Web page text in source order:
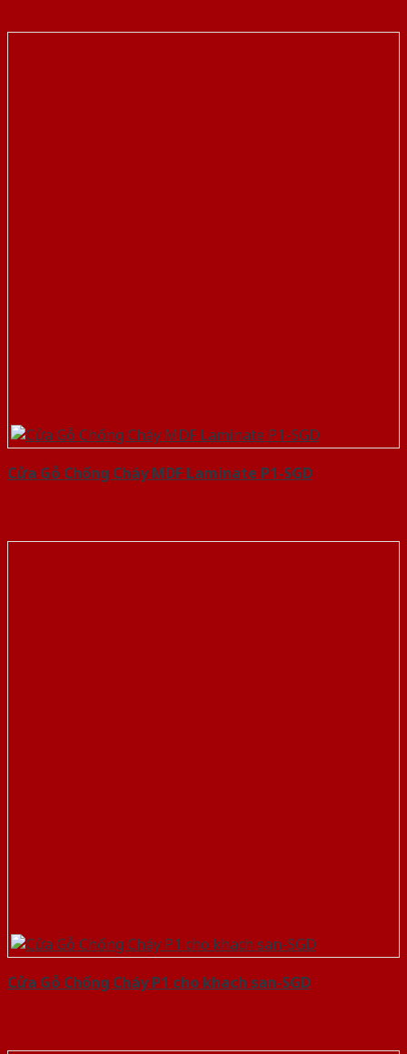
Cửa Gỗ Chống Cháy MDF Laminate P1-SGD
Cửa Gỗ Chống Cháy P1 cho khach san-SGD